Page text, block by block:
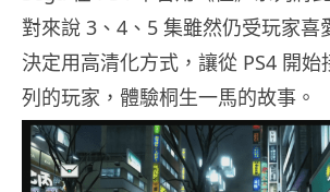
對來說 3、4、5 集雖然仍受玩家喜
決定用高清化方式，讓從 PS4 開始
列的玩家，體驗桐生一馬的故事。